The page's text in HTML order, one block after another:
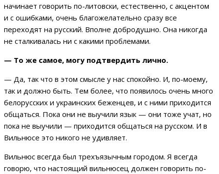
начинает говорить по-литовски, естественно, с акцентом
и с ошибками, очень благожелательно сразу все
переходят на русский. Вполне добродушно. Она никогда
не сталкивалась ни с какими проблемами.
— То же самое, могу подтвердить лично.
— Да, так что в этом смысле у нас спокойно. И, по-моему,
так и должно быть. Тем более, что появилось очень много
белорусских и украинских беженцев, и с ними приходится
общаться. Пока они не выучили язык — они тоже учат, но
пока не выучили — приходится общаться на русском. И в
Вильнюсе это никого не удивляет.
Вильнюс всегда был трехъязычным городом. Я всегда
говорю, что настоящий вильнюсец должен говорить по-